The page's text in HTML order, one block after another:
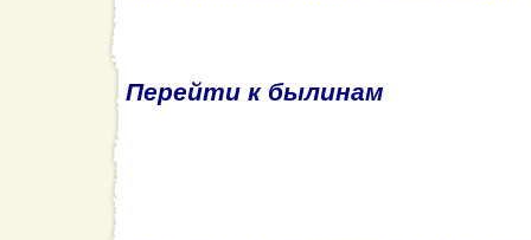
Перейти к былинам